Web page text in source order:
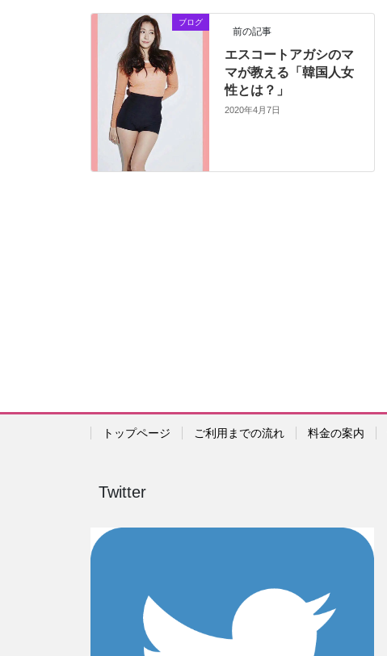
ブログ
前の記事
エスコートアガシのマ
マが教える「韓国人女
性とは？」
2020年4月7日
トップページ ご利用までの流れ 料金の案内
Twitter